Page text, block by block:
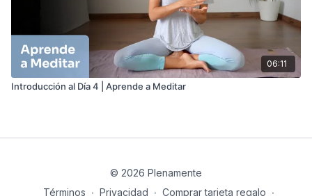
06:11
Introducción al Día 4 | Aprende a Meditar
© 2026 Plenamente
Términos ∙ Privacidad ∙ Comprar tarjeta regalo ∙